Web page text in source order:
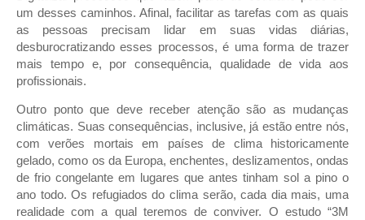
um desses caminhos. Afinal, facilitar as tarefas com as quais
as pessoas precisam lidar em suas vidas diárias,
desburocratizando esses processos, é uma forma de trazer
mais tempo e, por consequência, qualidade de vida aos
profissionais.
Outro ponto que deve receber atenção são as mudanças
climáticas. Suas consequências, inclusive, já estão entre nós,
com verões mortais em países de clima historicamente
gelado, como os da Europa, enchentes, deslizamentos, ondas
de frio congelante em lugares que antes tinham sol a pino o
ano todo. Os refugiados do clima serão, cada dia mais, uma
realidade com a qual teremos de conviver. O estudo “3M